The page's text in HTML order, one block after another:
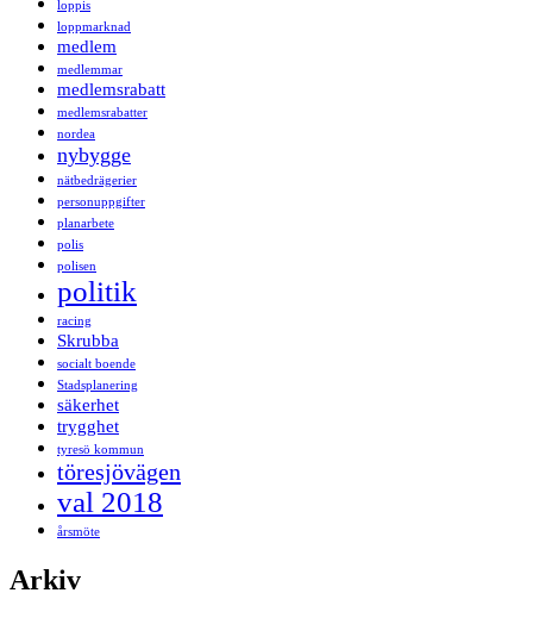
loppis
loppmarknad
medlem
medlemmar
medlemsrabatt
medlemsrabatter
nordea
nybygge
nätbedrägerier
personuppgifter
planarbete
polis
polisen
politik
racing
Skrubba
socialt boende
Stadsplanering
säkerhet
trygghet
tyresö kommun
töresjövägen
val 2018
årsmöte
Arkiv